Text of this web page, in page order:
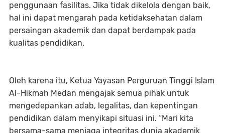
penggunaan fasilitas. Jika tidak dikelola dengan baik,
hal ini dapat mengarah pada ketidaksehatan dalam
persaingan akademik dan dapat berdampak pada
kualitas pendidikan.
Oleh karena itu, Ketua Yayasan Perguruan Tinggi Islam
Al-Hikmah Medan mengajak semua pihak untuk
mengedepankan adab, legalitas, dan kepentingan
pendidikan dalam menyikapi situasi ini. “Mari kita
bersama-sama menjaga integritas dunia akademik